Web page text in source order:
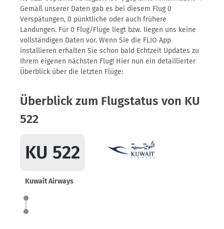
Gemäß unserer Daten gab es bei diesem Flug 0
Verspätungen, 0 pünktliche oder auch frühere
Landungen. Für 0 Flug/Flüge liegt bzw. liegen uns keine
vollständigen Daten vor. Wenn Sie die FLIO App
installieren erhalten Sie schon bald Echtzeit Updates zu
Ihrem eigenen nächsten Flug! Hier nun ein detaillierter
Überblick über die letzten Flüge:
Überblick zum Flugstatus von KU
522
KU 522
Kuwait Airways